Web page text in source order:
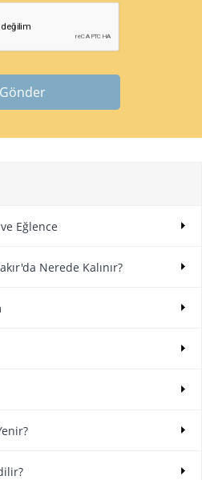
Gönder
Eğlence
Nerede Kalınır?